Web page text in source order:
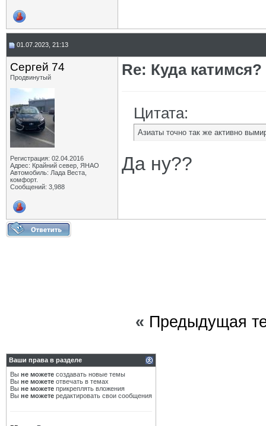
01.07.2023, 21:13
Сергей 74
Продвинутый
Регистрация: 02.04.2016
Адрес: Крайний север, ЯНАО
Автомобиль: Лада Веста,
комфорт.
Сообщений: 3,988
Re: Куда катимся?
Цитата:
Азиаты точно так же активно
Да ну??
« Предыдущая
Ваши права в разделе
Вы не можете создавать новые темы
Вы не можете отвечать в темах
Вы не можете прикреплять вложения
Вы не можете редактировать свои сообщения